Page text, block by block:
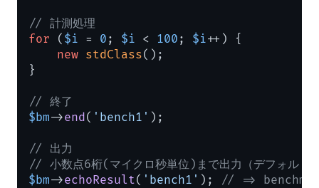
// 計測処理
for ( $i = 0 ; $i < 100 ; $i++) {
new stdClass();
}
// 終了
$bm->end( 'bench1' );
// 出力
// 小数点6桁(マイクロ秒単位)まで出力（デフォルト
$bm->echoResult( 'bench1' ); // =>